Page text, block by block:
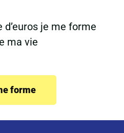
d’euros je me forme
ma vie
forme